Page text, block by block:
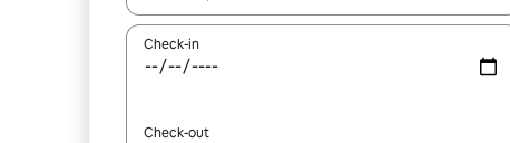
Check-in
Check-out